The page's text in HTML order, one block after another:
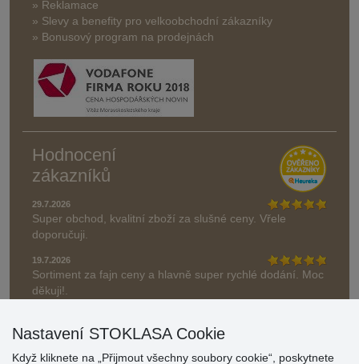
» Reklamace
» Slevy a benefity pro velkoobchodní zákazníky
» Bonusový program na prodejnách
Hodnocení
zákazníků
29.7.2026
Super obchod, kvalitní zboží za slušné ceny. Vřele
doporučuji.
19.7.2026
Sortiment za fajn ceny a hlavně super rychlé dodání. Moc
děkuji!.
» Aktuálně 19084 recenzí
* Recenze neověřujeme
Nastavení STOKLASA Cookie
Když kliknete na „Přijmout všechny soubory cookie“, poskytnete